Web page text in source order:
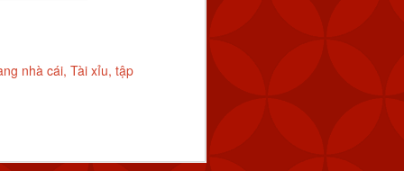
nhà cái Tài xỉu tập
để tăng cường khả
M240B, 80.000 bộ